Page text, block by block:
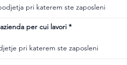
per cui lavori